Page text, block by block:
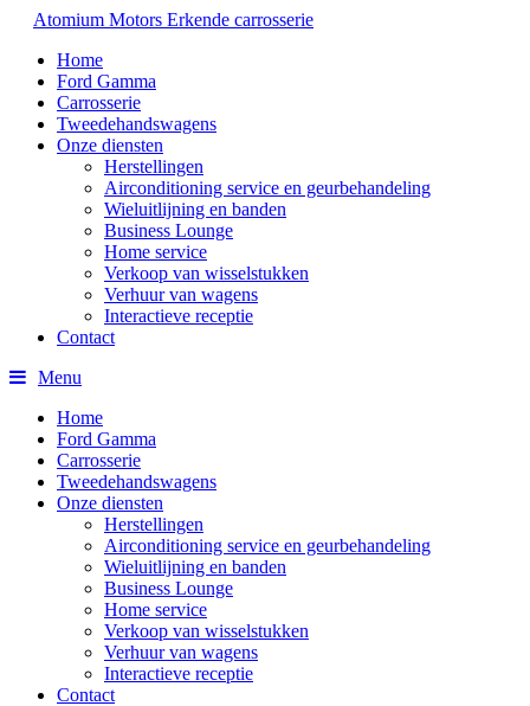
Atomium Motors Erkende carrosserie
Home
Ford Gamma
Carrosserie
Tweedehandswagens
Onze diensten
Herstellingen
Airconditioning service en geurbehandeling
Wieluitlijning en banden
Business Lounge
Home service
Verkoop van wisselstukken
Verhuur van wagens
Interactieve receptie
Contact
Menu
Home
Ford Gamma
Carrosserie
Tweedehandswagens
Onze diensten
Herstellingen
Airconditioning service en geurbehandeling
Wieluitlijning en banden
Business Lounge
Home service
Verkoop van wisselstukken
Verhuur van wagens
Interactieve receptie
Contact